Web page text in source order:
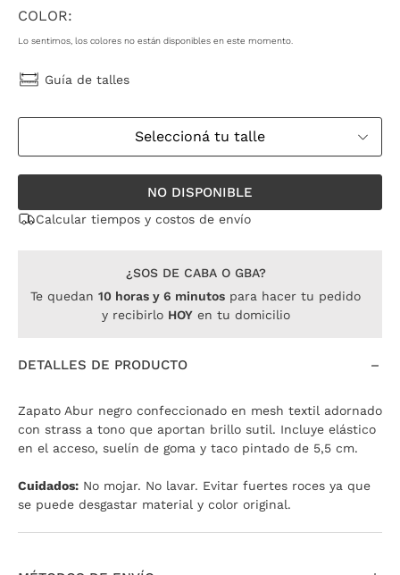
COLOR:
Lo sentimos, los colores no están disponibles en este momento.
Guía de talles
Seleccioná tu talle
NO DISPONIBLE
Calcular tiempos y costos de envío
¿SOS DE CABA O GBA?
Te quedan 10 horas y 6 minutos para hacer tu pedido
y recibirlo HOYen tu domicilio
DETALLES DE PRODUCTO
Zapato Abur negro confeccionado en mesh textil adornado
con strass a tono que aportan brillo sutil. Incluye elástico
en el acceso, suelín de goma y taco pintado de 5,5 cm.
Cuidados: No mojar. No lavar. Evitar fuertes roces ya que
se puede desgastar material y color original.